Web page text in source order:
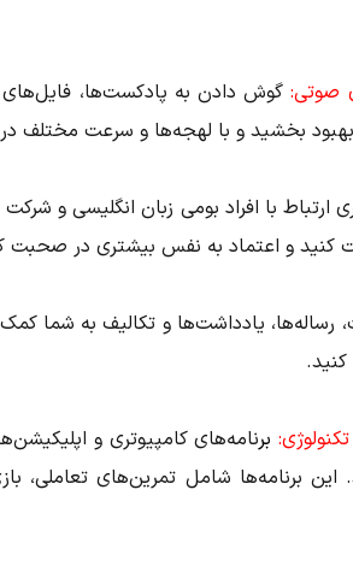
صوتی: گوش دادن به پادکست‌ها،
بخشید و با لهجه‌ها و سرعت مختلف در
ارتباط با افراد بومی زبان انگلیسی و
کنید و اعتماد به نفس بیشتری در صحبت
رساله‌ها، یادداشت‌ها و تکالیف به شما
برنامه‌های کامپیوتری و
برنامه‌ها شامل تمرین‌های تعاملی،